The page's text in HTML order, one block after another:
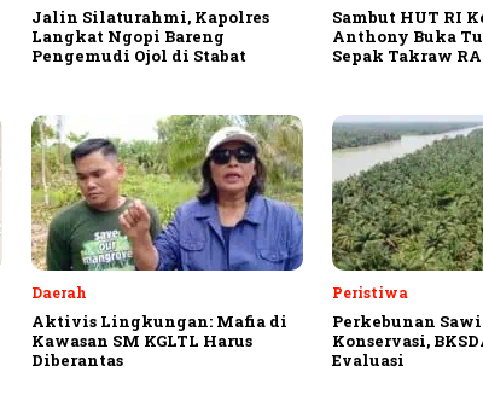
Jalin Silaturahmi, Kapolres
Langkat Ngopi Bareng
Pengemudi Ojol di Stabat
Sambut HUT RI
Anthony Buka
Sepak Takraw RA
Daerah
Aktivis Lingkungan: Mafia di
Kawasan SM KGLTL Harus
Diberantas
Peristiwa
Perkebunan
Konservasi,
Evaluasi